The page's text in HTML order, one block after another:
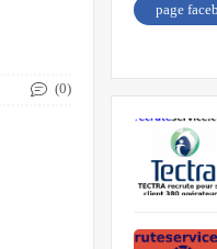
(0)
page